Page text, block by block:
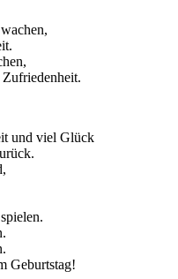
Zufriedenheit.
und viel Glück
Geburtstag!